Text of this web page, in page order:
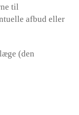
til
afbud eller
(den